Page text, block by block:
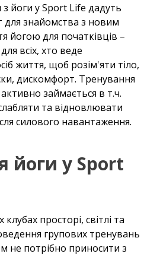
з йоги у Sport Life дадуть
для знайомства з новим
йогою для початківців –
всіх, хто веде
життя, щоб розім'яти тіло,
дискомфорт. Тренування
займається в т.ч.
та відновлювати
силового навантаження.
йоги у Sport
просторі, світлі та
групових тренувань
не потрібно приносити з